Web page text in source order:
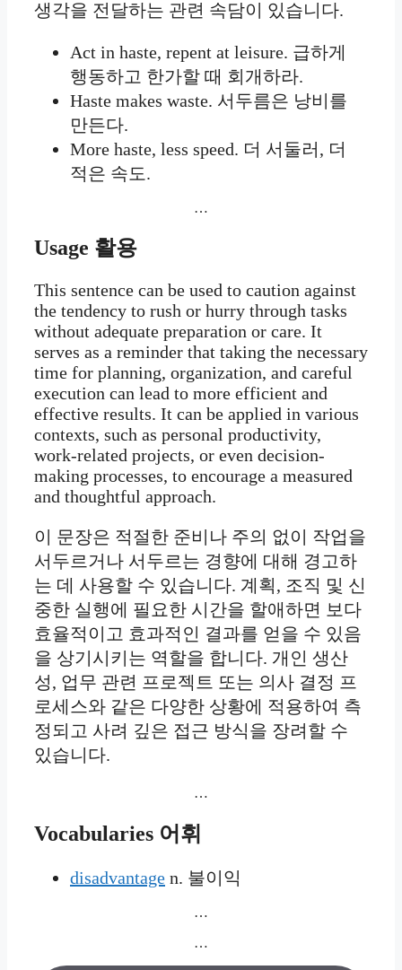
생각을 전달하는 관련 속담이 있습니다.
Act in haste, repent at leisure. 급하게
행동하고 한가할 때 회개하라.
Haste makes waste. 서두름은 낭비를
만든다.
More haste, less speed. 더 서둘러, 더
적은 속도.
…
Usage 활용
This sentence can be used to caution against
the tendency to rush or hurry through tasks
without adequate preparation or care. It
serves as a reminder that taking the necessary
time for planning, organization, and careful
execution can lead to more efficient and
effective results. It can be applied in various
contexts, such as personal productivity,
work-related projects, or even decision-
making processes, to encourage a measured
and thoughtful approach.
이 문장은 적절한 준비나 주의 없이 작업을
서두르거나 서두르는 경향에 대해 경고하
는 데 사용할 수 있습니다. 계획, 조직 및 신
중한 실행에 필요한 시간을 할애하면 보다
효율적이고 효과적인 결과를 얻을 수 있음
을 상기시키는 역할을 합니다. 개인 생산
성, 업무 관련 프로젝트 또는 의사 결정 프
로세스와 같은 다양한 상황에 적용하여 측
정되고 사려 깊은 접근 방식을 장려할 수
있습니다.
…
Vocabularies 어휘
disadvantage n. 불이익
…
…